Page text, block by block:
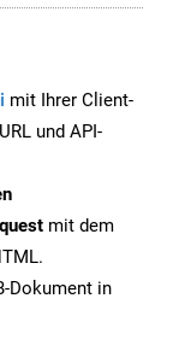
mit Ihrer Client-
und API-
mit dem
Dokument in